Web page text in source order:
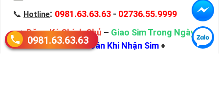
📞 Hotline: 0981.63.63.63 - 02736.55.9999
♦Đăng Ký Chính Chủ – Giao Sim Trong Ngày–
Thanh Toán Khi Nhận Sim♦
0981.63.63.63